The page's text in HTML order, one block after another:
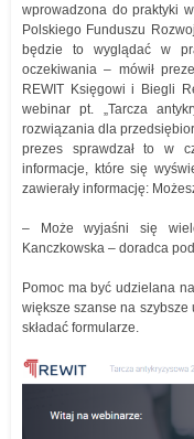
wprowadzona do praktyki
Polskiego Funduszu
będzie to wyglądać w
oczekiwania – mówił
REWIT Księgowi i Biegli
webinar pt. „Tarcza
rozwiązania dla
prezes sprawdzał to w
informacje, które się
zawierały informację:
– Może wyjaśni się
Kanczkowska – doradca
Pomoc ma być udzielana
większe szanse na szybsze
składać formularze.